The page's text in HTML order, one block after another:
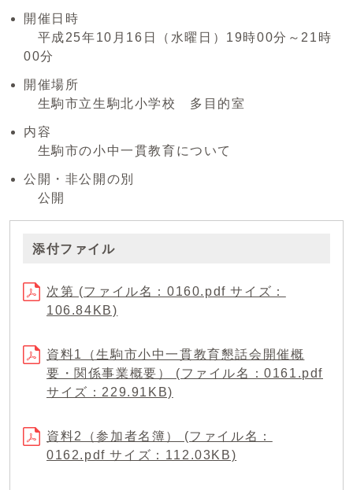
開催日時
平成25年10月16日（水曜日）19時00分～21時
00分
開催場所
生駒市立生駒北小学校 多目的室
内容
生駒市の小中一貫教育について
公開・非公開の別
公開
添付ファイル
次第 (ファイル名：0160.pdf サイズ：
106.84KB)
資料1（生駒市小中一貫教育懇話会開催概
要・関係事業概要） (ファイル名：0161.pdf
サイズ：229.91KB)
資料2（参加者名簿） (ファイル名：
0162.pdf サイズ：112.03KB)